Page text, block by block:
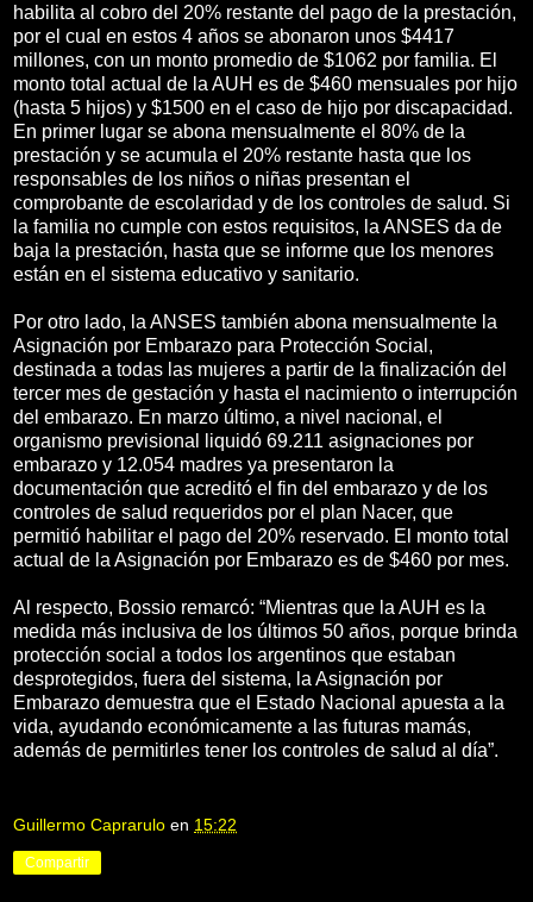
habilita al cobro del 20% restante del pago de la prestación,
por el cual en estos 4 años se abonaron unos $4417
millones, con un monto promedio de $1062 por familia. El
monto total actual de la AUH es de $460 mensuales por hijo
(hasta 5 hijos) y $1500 en el caso de hijo por discapacidad.
En primer lugar se abona mensualmente el 80% de la
prestación y se acumula el 20% restante hasta que los
responsables de los niños o niñas presentan el
comprobante de escolaridad y de los controles de salud. Si
la familia no cumple con estos requisitos, la ANSES da de
baja la prestación, hasta que se informe que los menores
están en el sistema educativo y sanitario.
Por otro lado, la ANSES también abona mensualmente la
Asignación por Embarazo para Protección Social,
destinada a todas las mujeres a partir de la finalización del
tercer mes de gestación y hasta el nacimiento o interrupción
del embarazo. En marzo último, a nivel nacional, el
organismo previsional liquidó 69.211 asignaciones por
embarazo y 12.054 madres ya presentaron la
documentación que acreditó el fin del embarazo y de los
controles de salud requeridos por el plan Nacer, que
permitió habilitar el pago del 20% reservado. El monto total
actual de la Asignación por Embarazo es de $460 por mes.
Al respecto, Bossio remarcó: “Mientras que la AUH es la
medida más inclusiva de los últimos 50 años, porque brinda
protección social a todos los argentinos que estaban
desprotegidos, fuera del sistema, la Asignación por
Embarazo demuestra que el Estado Nacional apuesta a la
vida, ayudando económicamente a las futuras mamás,
además de permitirles tener los controles de salud al día”.
Guillermo Caprarulo en 15:22
Compartir